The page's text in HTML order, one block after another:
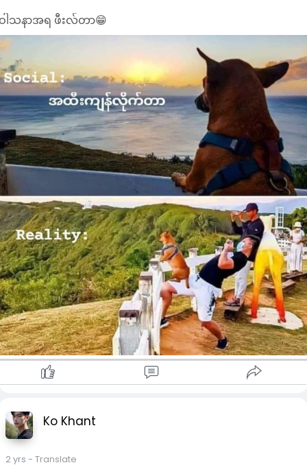
ါသနာအရ ဖီးလ်တာ😁
Ko Khant
2 yrs - Translate